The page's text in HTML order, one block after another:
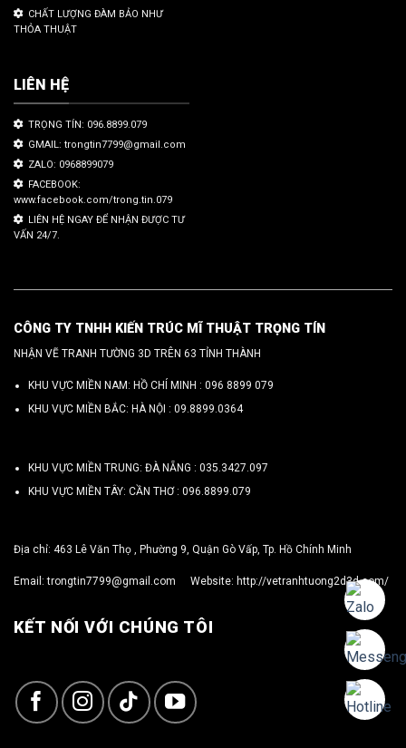
CHẤT LƯỢNG ĐÀM BẢO NHƯ
THỎA THUẬT
LIÊN HỆ
TRỌNG TÍN: 096.8899.079
GMAIL: trongtin7799@gmail.com
ZALO: 0968899079
FACEBOOK:
www.facebook.com/trong.tin.079
LIÊN HỆ NGAY ĐỂ NHẬN ĐƯỢC TƯ
VẤN 24/7.
CÔNG TY TNHH KIẾN TRÚC MĨ THUẬT TRỌNG TÍN
NHẬN VẼ TRANH TƯỜNG 3D TRÊN 63 TỈNH THÀNH
KHU VỰC MIỀN NAM: HỒ CHÍ MINH : 096 8899 079
KHU VỰC MIỀN BẮC: HÀ NỘI : 09.8899.0364
KHU VỰC MIỀN TRUNG: ĐÀ NẴNG : 035.3427.097
KHU VỰC MIỀN TÂY: CẦN THƠ : 096.8899.079
Địa chỉ: 463 Lê Văn Thọ , Phường 9, Quận Gò Vấp, Tp. Hồ Chính Minh
Email:trongtin7799@gmail.com Website: http://vetranhtuong2d3d.com/
KẾT NỐI VỚI CHÚNG TÔI